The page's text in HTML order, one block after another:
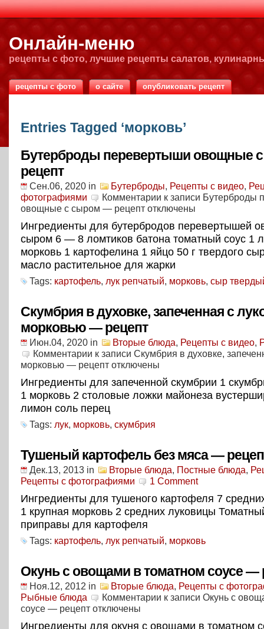
Онлайн-меню
рецепты с фото, лучшие рецепты салатов,
рецепты с фото о сайте опубликовать рецепт
Entries Tagged ‘морковь’
Бутерброды перевертыши овощные
рецепт
Сен.06, 2020 in Бутерброды, Рецепты с видео,
фотографиями
Комментарии к записи Бутерброды
овощные с сыром — рецепт отключены
Ингредиенты для бутербродов перевертышей
сыром 6 — 8 ломтиков батона томатный соус 1
морковь 1 картофелина 1 яйцо 50 г твердого
масло растительное для жарки
Tags: картофель, лук репчатый, морковь, сыр
Скумбрия в духовке, запеченная с
морковью — рецепт
Июн.04, 2020 in Вторые блюда, Рецепты с видео,
Комментарии к записи Скумбрия в духовке,
морковью — рецепт отключены
Ингредиенты для запеченной скумбрии 1
1 морковь 2 столовые ложки майонеза
лимон соль перец
Tags: лук, морковь, скумбрия
Тушеный картофель без мяса —
Дек.13, 2013 in Вторые блюда, Постные блюда,
Рецепты с фотографиями
1 Comment
Ингредиенты для тушеного картофеля 7
1 крупная морковь 2 средних луковицы
приправы для картофеля
Tags: картофель, лук репчатый, морковь
Окунь с овощами в томатном соусе —
Ноя.12, 2012 in Вторые блюда, Рецепты с
Рыбные блюда
Комментарии к записи Окунь с
соусе — рецепт отключены
Ингредиенты для окуня с овощами в томатном